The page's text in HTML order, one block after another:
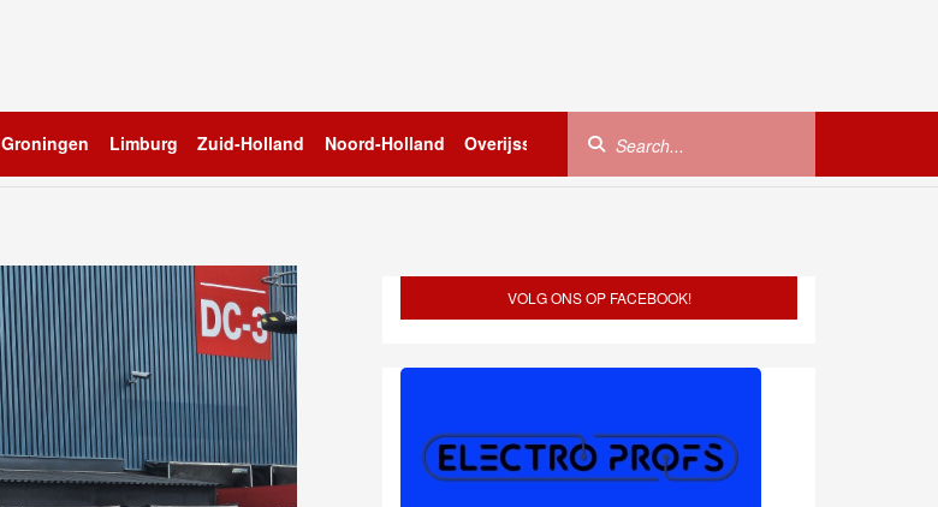
Groningen Limburg Zuid-Holland Noord-Holland Overijssel Utrecht Zeeland
VOLG ONS OP FACEBOOK!